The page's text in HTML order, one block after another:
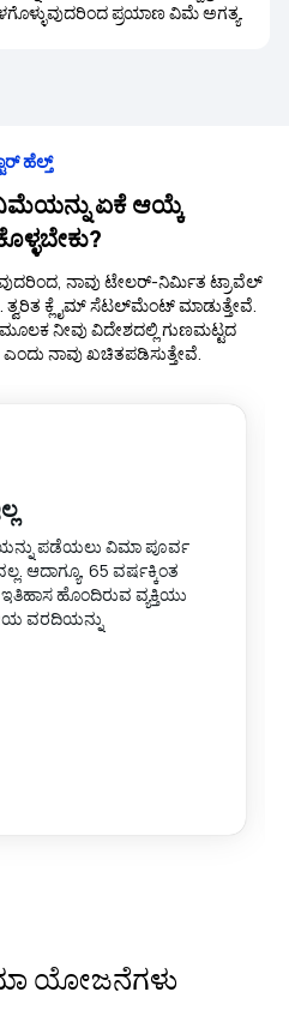
ಪ್ರಯಾಣ ವಿಮೆ ಅಗತ್ಯ.
ಹೆಲ್ತ್‌
ಏಕೆ ಆಯ್ಕೆ
ನಾವು ಟೇಲರ್-ನಿರ್ಮಿತ ಟ್ರಾವೆಲ್
ತ್ವರಿತ ಕ್ಲೈಮ್ ಸೆಟಲ್‌ಮೆಂಟ್‌ ಮಾಡುತ್ತೇವೆ.
ನೀವು ವಿದೇಶದಲ್ಲಿ ಗುಣಮಟ್ಟದ
ಎಂದು ನಾವು ಖಚಿತಪಡಿಸುತ್ತೇವೆ.
ಪಡೆಯಲು ವಿಮಾ ಪೂರ್ವ
ಆದಾಗ್ಯೂ, 65 ವರ್ಷಕ್ಕಿಂತ
ಇತಿಹಾಸ ಹೊಂದಿರುವ ವ್ಯಕ್ತಿಯು
ವರದಿಯನ್ನು
ಯೋಜನೆಗಳು